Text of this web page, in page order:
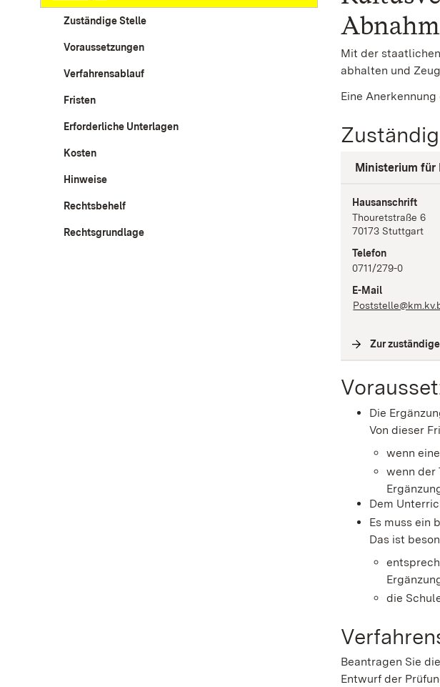
Zuständige Stelle
Voraussetzungen
Verfahrensablauf
Fristen
Erforderliche Unterlagen
Kosten
Hinweise
Rechtsbehelf
Rechtsgrundlage
Mit der
abhalten und
Eine
Ministerium für
Hausanschrift
Thouretstraße 6
70173 Stuttgart
Telefon
0711/279-0
E-Mail
Zur
Die
Von dieser
wenn
wenn der
Dem
Es muss ein
Das ist
die
Beantragen Sie
Entwurf der